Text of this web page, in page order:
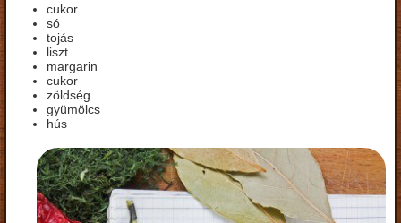
cukor
só
tojás
liszt
margarin
cukor
zöldség
gyümölcs
hús